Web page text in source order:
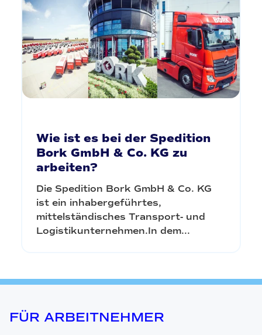
Wie ist es bei der Spedition
Bork GmbH & Co. KG zu
arbeiten?
Die Spedition Bork GmbH & Co. KG
ist ein inhabergeführtes,
mittelständisches Transport- und
Logistikunternehmen.In dem...
FÜR ARBEITNEHMER